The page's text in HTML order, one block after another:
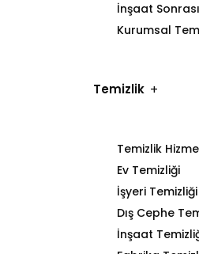
İnşaat
Kurumsal
Temizlik
Temizlik
Ev Temizliği
İşyeri Temizliği
Dış Cephe
İnşaat